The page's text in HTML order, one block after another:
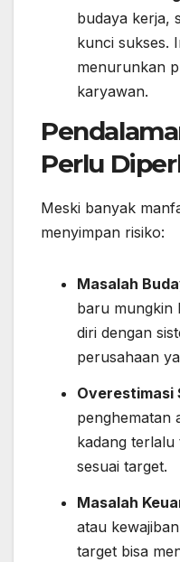
budaya kerja,
kunci sukses.
menurunkan
karyawan.
Perlu
Meski banyak
menyimpan risiko:
Masalah
baru mungkin
diri dengan
perusahaan
Overestimasi
penghematan
kadang terlalu
sesuai target.
Masalah
atau
target bisa